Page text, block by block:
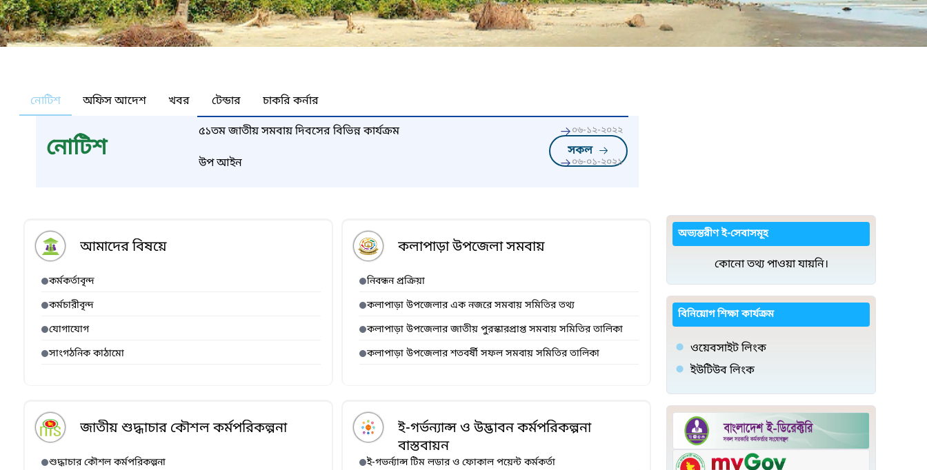
নোটিশ অফিস আদেশ খবর টেন্ডার চাকরি কর্নার
নোটিশ সকল
৫১তম জাতীয় সমবায় দিবসের বিভিন্ন কার্যক্রম ০৬-১২-২০২২
উপ আইন ০৬-০১-২০২১
আমাদের বিষয়ে
কর্মকর্তাবৃন্দ
কর্মচারীবৃন্দ
যোগাযোগ
সাংগঠনিক কাঠামো
কলাপাড়া উপজেলা সমবায়
নিবন্ধন প্রক্রিয়া
কলাপাড়া উপজেলার এক নজরে সমবায় সমিতির তথ্য
কলাপাড়া উপজেলার জাতীয় পুরস্কারপ্রাপ্ত সমবায় সমিতির তালিকা
কলাপাড়া উপজেলার শতবর্ষী সফল সমবায় সমিতির তালিকা
জাতীয় শুদ্ধাচার কৌশল কর্মপরিকল্পনা
শুদ্ধাচার কৌশল কর্মপরিকল্পনা
ই-গর্ভন্যান্স ও উদ্ভাবন কর্মপরিকল্পনা
বাস্তবায়ন
ই-গভর্ন্যান্স টিম লডার ও ফোকাল পয়েন্ট কর্মকর্তা
অভ্যন্তরীণ ই-সেবাসমূহ
কোনো তথ্য পাওয়া যায়নি।
বিনিয়োগ শিক্ষা কার্যক্রম
ওয়েবসাইট লিংক
ইউটিউব লিংক